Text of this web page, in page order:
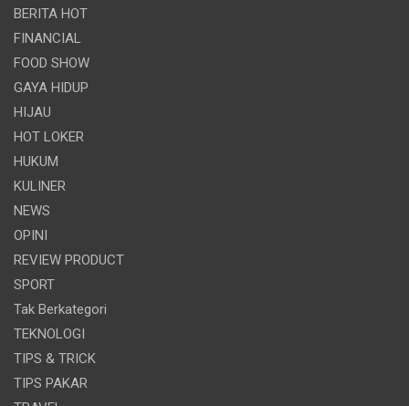
BERITA HOT
FINANCIAL
FOOD SHOW
GAYA HIDUP
HIJAU
HOT LOKER
HUKUM
KULINER
NEWS
OPINI
REVIEW PRODUCT
SPORT
Tak Berkategori
TEKNOLOGI
TIPS & TRICK
TIPS PAKAR